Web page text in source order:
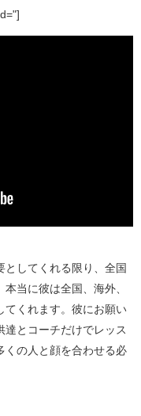
してくれる限り、全国
当に彼は全国、海外、
てくれます。彼にお願い
達とコーチだけでレッス
くの人と顔を合わせる必